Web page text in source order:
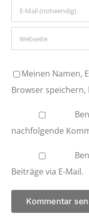
Meinen Namen,
Browser
nachfolgende
Beiträge via E-Mail.